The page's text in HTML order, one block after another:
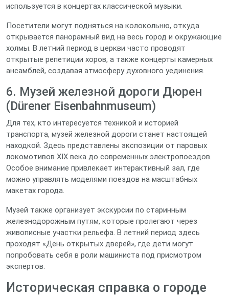
используется в концертах классической музыки.
Посетители могут подняться на колокольню, откуда
открывается панорамный вид на весь город и окружающие
холмы. В летний период в церкви часто проводят
открытые репетиции хоров, а также концерты камерных
ансамблей, создавая атмосферу духовного уединения.
6. Музей железной дороги Дюрен
(Dürener Eisenbahnmuseum)
Для тех, кто интересуется техникой и историей
транспорта, музей железной дороги станет настоящей
находкой. Здесь представлены экспозиции от паровых
локомотивов XIX века до современных электропоездов.
Особое внимание привлекает интерактивный зал, где
можно управлять моделями поездов на масштабных
макетах города.
Музей также организует экскурсии по старинным
железнодорожным путям, которые пролегают через
живописные участки рельефа. В летний период здесь
проходят «День открытых дверей», где дети могут
попробовать себя в роли машиниста под присмотром
экспертов.
Историческая справка о городе